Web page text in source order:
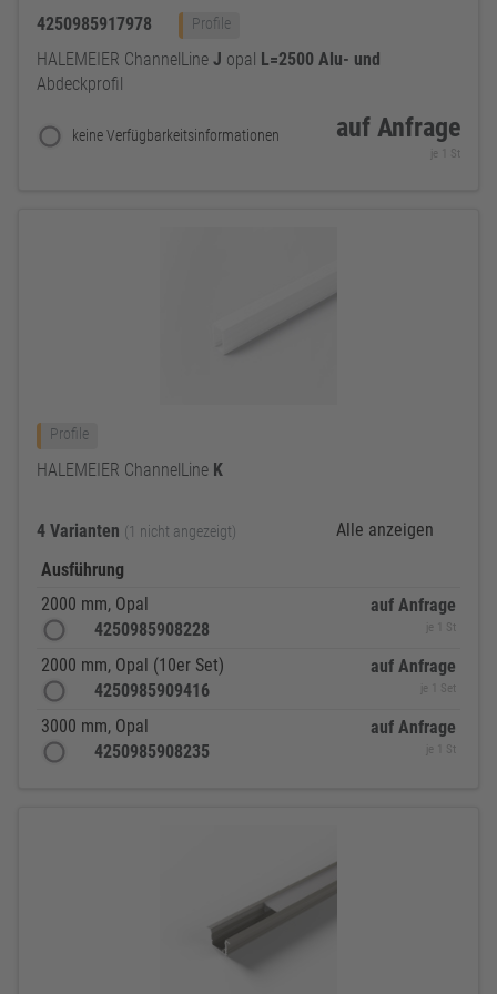
4250985917978 Profile
HALEMEIER ChannelLine J opal L=2500 Alu- und
Abdeckprofil
keine Verfügbarkeitsinformationen auf Anfrage
je 1 St
Profile
HALEMEIER ChannelLine K
4 Varianten (1 nicht angezeigt)
Alle anzeigen
Ausführung
2000 mm, Opal
4250985908228
auf Anfrage
je 1 St
2000 mm, Opal (10er Set)
4250985909416
auf Anfrage
je 1 Set
3000 mm, Opal
4250985908235
auf Anfrage
je 1 St